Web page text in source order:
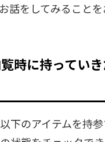
話をしてみること
時に持ってい
下のアイテムを持